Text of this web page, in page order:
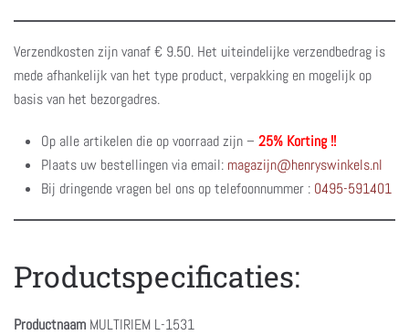
Verzendkosten zijn vanaf € 9.50. Het uiteindelijke verzendbedrag is
mede afhankelijk van het type product, verpakking en mogelijk op
basis van het bezorgadres.
Op alle artikelen die op voorraad zijn – 25% Korting !!
Plaats uw bestellingen via email: magazijn@henryswinkels.nl
Bij dringende vragen bel ons op telefoonnummer : 0495-591401
Productspecificaties:
Productnaam MULTIRIEM L-1531